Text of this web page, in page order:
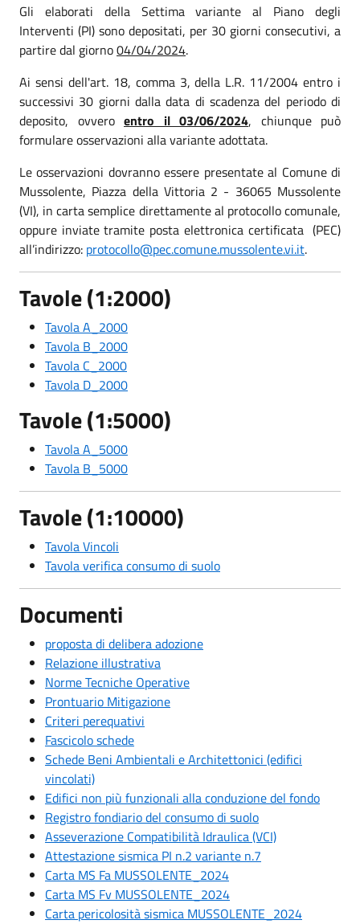
Gli elaborati della Settima variante al Piano degli
Interventi (PI) sono depositati, per 30 giorni consecutivi, a
partire dal giorno04/04/2024.
Ai sensi dell'art. 18, comma 3, della L.R. 11/2004 entro i
successivi 30 giorni dalla data di scadenza del periodo di
deposito, ovvero entro il 03/06/2024, chiunque può
formulare osservazioni alla variante adottata.
Le osservazioni dovranno essere presentate al Comune di
Mussolente, Piazza della Vittoria 2 - 36065 Mussolente
(VI), in carta semplice direttamente al protocollo comunale,
oppure inviate tramite posta elettronica certificata (PEC)
all’indirizzo: protocollo@pec.comune.mussolente.vi.it.
Tavole(1:2000)
Tavola A_2000
Tavola B_2000
Tavola C_2000
Tavola D_2000
Tavole(1:5000)
Tavola A_5000
Tavola B_5000
Tavole(1:10000)
Tavola Vincoli
Tavola verifica consumo di suolo
Documenti
proposta di delibera adozione
Relazione illustrativa
Norme Tecniche Operative
Prontuario Mitigazione
Criteri perequativi
Fascicolo schede
Schede Beni Ambientali e Architettonici (edifici
vincolati)
Edifici non più funzionali alla conduzione del fondo
Registro fondiario del consumo di suolo
Asseverazione Compatibilità Idraulica (VCI)
Attestazione sismica PI n.2 variante n.7
Carta MS Fa MUSSOLENTE_2024
Carta MS Fv MUSSOLENTE_2024
Carta pericolosità sismica MUSSOLENTE_2024